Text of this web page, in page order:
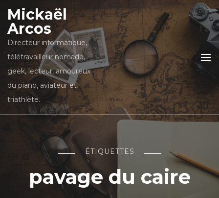
Mickaël
Arcos
Directeur informatique,
télétravailleur nomade,
geek, lecteur, amoureux
du piano, aviateur et
triathlète.
ÉTIQUETTES
pavage du caire